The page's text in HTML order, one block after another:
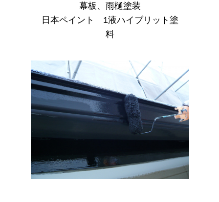
幕板、雨樋塗装
日本ペイント 1液ハイブリット塗
料